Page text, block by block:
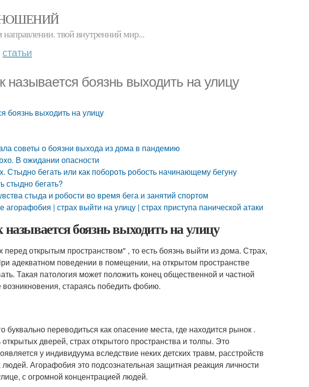
направлении. твой внутренний мир...
статьи
называется боязнь выходить на улицу
боязнь выходить на улицу
советы о боязни выхода из дома в пандемию
В ожидании опасности
Стыдно бегать или как побороть робость начинающему бегуну
стыдно бегать?
стыда и робости во время бега и занятий спортом
| страх выйти на улицу | страх приступа панической атаки
боязнь выходить на улицу
открытым пространством" , то есть боязнь выйти из дома. Страх,
адекватном поведении в помещении, на открытом пространстве
Такая патология может положить конец общественной и частной
возникновения, стараясь победить фобию.
буквально переводиться как опасение места, где находится рынок .
дверей, страх открытого пространства и толпы. Это
у индивидуума вследствие неких детских травм, расстройств
Агорафобия это подсознательная защитная реакция личности
с огромной концентрацией людей.